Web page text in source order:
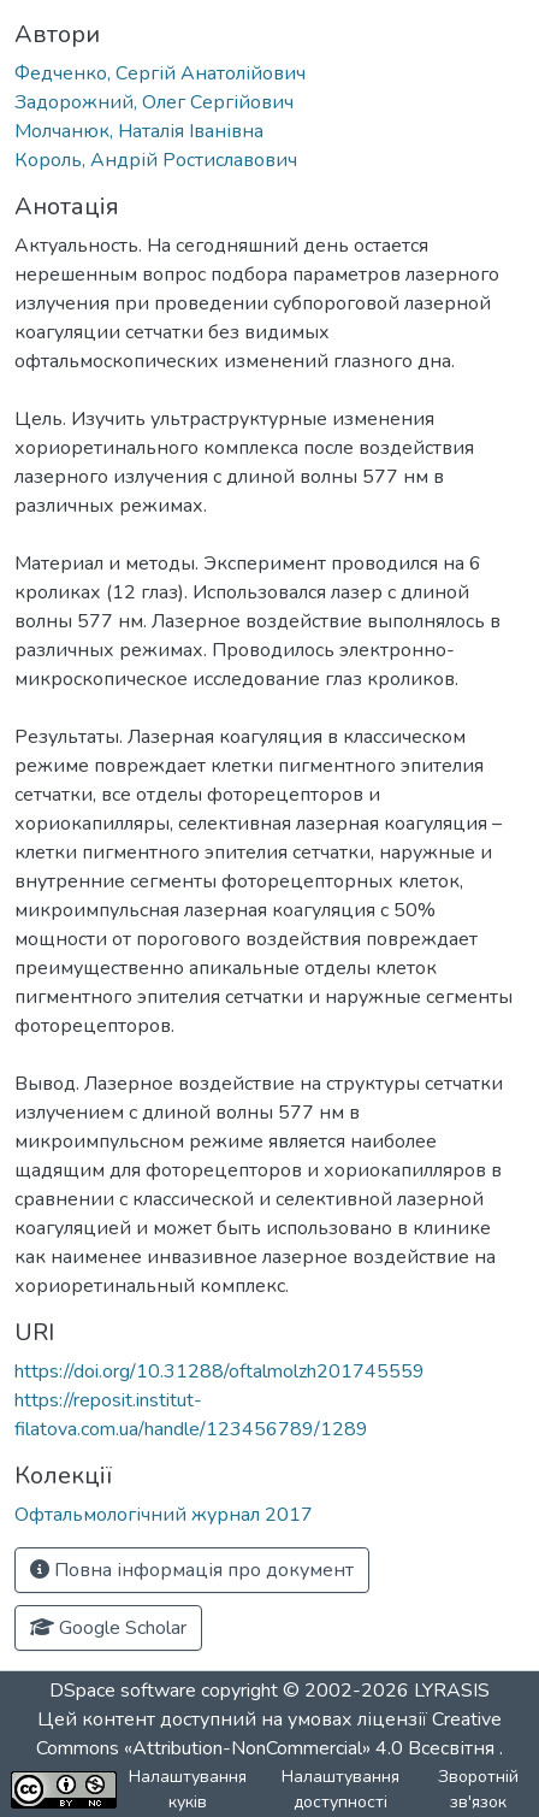
Автори
Федченко, Сергій Анатолійович
Задорожний, Олег Сергійович
Молчанюк, Наталія Іванівна
Король, Андрій Ростиславович
Анотація
Актуальность. На сегодняшний день остается
нерешенным вопрос подбора параметров лазерного
излучения при проведении субпороговой лазерной
коагуляции сетчатки без видимых
офтальмоскопических изменений глазного дна.
Цель. Изучить ультраструктурные изменения
хориоретинального комплекса после воздействия
лазерного излучения с длиной волны 577 нм в
различных режимах.
Материал и методы. Эксперимент проводился на 6
кроликах (12 глаз). Использовался лазер с длиной
волны 577 нм. Лазерное воздействие выполнялось в
различных режимах. Проводилось электронно-
микроскопическое исследование глаз кроликов.
Результаты. Лазерная коагуляция в классическом
режиме повреждает клетки пигментного эпителия
сетчатки, все отделы фоторецепторов и
хориокапилляры, селективная лазерная коагуляция –
клетки пигментного эпителия сетчатки, наружные и
внутренние сегменты фоторецепторных клеток,
микроимпульсная лазерная коагуляция с 50%
мощности от порогового воздействия повреждает
преимущественно апикальные отделы клеток
пигментного эпителия сетчатки и наружные сегменты
фоторецепторов.
Вывод. Лазерное воздействие на структуры сетчатки
излучением с длиной волны 577 нм в
микроимпульсном режиме является наиболее
щадящим для фоторецепторов и хориокапилляров в
сравнении с классической и селективной лазерной
коагуляцией и может быть использовано в клинике
как наименее инвазивное лазерное воздействие на
хориоретинальный комплекс.
URI
https://doi.org/10.31288/oftalmolzh201745559
https://reposit.institut-
filatova.com.ua/handle/123456789/1289
Колекції
Офтальмологічний журнал 2017
Повна інформація про документ
Google Scholar
DSpace software copyright © 2002-2026 LYRASIS
Цей контент доступний на умовах ліцензіїCreative
Commons «Attribution-NonCommercial» 4.0 Всесвітня .
Налаштування
куків
Налаштування
доступності
Зворотній
зв'язок